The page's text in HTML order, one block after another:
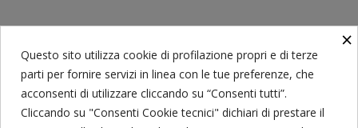
ISCRIVITI ALLA NEWSLETTER
Ricevi le ultime notizie e le offerte speciali.
×
Questo sito utilizza cookie di profilazione propri e di terze
parti per fornire servizi in linea con le tue preferenze, che
acconsenti di utilizzare cliccando su “Consenti tutti”.
Cliccando su "Consenti Cookie tecnici" dichiari di prestare il